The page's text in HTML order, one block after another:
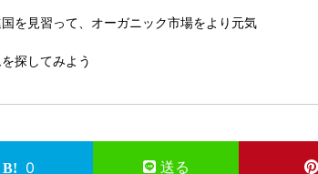
を見習って、オーガニック市場をより元気
探してみよう
0 送る